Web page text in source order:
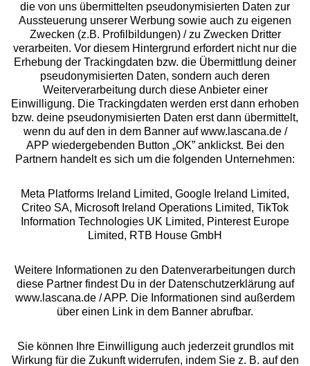
Services
Beratung
Über uns
Rechtliches
Alle Preise inkl. MwSt., zzgl.
Versandkosten
** Bonität vorausgesetzt, berechtigt zur Bonitätsprüfung
die von uns übermittelten pseudonymisierten Daten zur
Aussteuerung unserer Werbung sowie auch zu eigenen
Zwecken (z.B. Profilbildungen) / zu Zwecken Dritter
verarbeiten. Vor diesem Hintergrund erfordert nicht nur die
Erhebung der Trackingdaten bzw. die Übermittlung deiner
pseudonymisierten Daten, sondern auch deren
Weiterverarbeitung durch diese Anbieter einer
Einwilligung. Die Trackingdaten werden erst dann erhoben
bzw. deine pseudonymisierten Daten erst dann übermittelt,
wenn du auf den in dem Banner auf www.lascana.de /
APP wiedergebenden Button „OK” anklickst. Bei den
Partnern handelt es sich um die folgenden Unternehmen:
Meta Platforms Ireland Limited, Google Ireland Limited,
Criteo SA, Microsoft Ireland Operations Limited, TikTok
Information Technologies UK Limited, Pinterest Europe
Limited, RTB House GmbH
Weitere Informationen zu den Datenverarbeitungen durch
diese Partner findest Du in der Datenschutzerklärung auf
www.lascana.de / APP. Die Informationen sind außerdem
über einen Link in dem Banner abrufbar.
Sie können Ihre Einwilligung auch jederzeit grundlos mit
Wirkung für die Zukunft widerrufen, indem Sie z. B. auf den